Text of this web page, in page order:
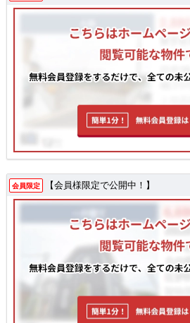
会員限定 【会員様限定で公開中！】